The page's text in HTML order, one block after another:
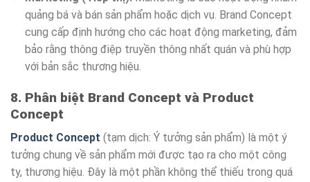
quảng bá và bán sản phẩm hoặc dịch vụ. Brand Concept
cung cấp định hướng cho các hoạt động marketing, đảm
bảo rằng thông điệp truyền thông nhất quán và phù hợp
với bản sắc thương hiệu.
8. Phân biệt Brand Concept và Product
Concept
Product Concept (tạm dịch: Ý tưởng sản phẩm) là một ý
tưởng chung về sản phẩm mới được tạo ra cho một công
ty, thương hiệu. Đây là một phần không thể thiếu trong quá